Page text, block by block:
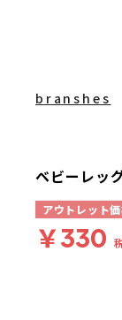
branshes
ベビーレッ
アウトレット
￥330